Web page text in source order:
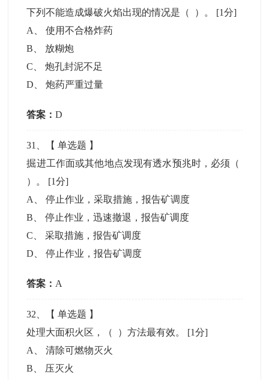
下列不能造成爆破火焰出现的情况是（ ）。 [1分]
A
、使用不合格炸药
B
放糊炮
C 、炮孔封泥不足
D 、炮药严重过量
答案：D
31 、【单选题 】
掘进工作面或其他地点发现有透水预兆时，必须（
）。 [1分]
A
、停止作业，采取措施，报告矿调度
B 、停止作业，迅速撤退，报告矿调度
C 、采取措施，报告矿调度
D 、停止作业，报告矿调度
答案： A
32 、【单选题 】
处理大面积火区，（ ）方法最有效。 [1分]
A
、清除可燃物灭火
B
压灭火